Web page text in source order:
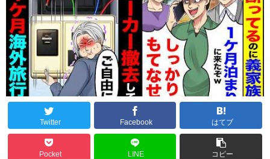
Twitter Facebook はてブ
Pocket LINE コピー